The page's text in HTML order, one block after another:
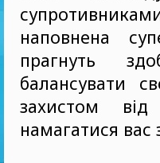
наповнена
прагнуть
балансувати
захистом
намагатися вас